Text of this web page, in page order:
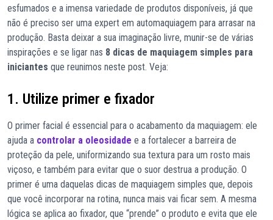
esfumados e a imensa variedade de produtos disponíveis, já que
não é preciso ser uma expert em automaquiagem para arrasar na
produção. Basta deixar a sua imaginação livre, munir-se de várias
inspirações e se ligar nas 8 dicas de maquiagem simples para
iniciantes que reunimos neste post. Veja:
1. Utilize primer e fixador
O primer facial é essencial para o acabamento da maquiagem: ele
ajuda a controlar a oleosidade e a fortalecer a barreira de
proteção da pele, uniformizando sua textura para um rosto mais
viçoso, e também para evitar que o suor destrua a produção. O
primer é uma daquelas dicas de maquiagem simples que, depois
que você incorporar na rotina, nunca mais vai ficar sem. A mesma
lógica se aplica ao fixador, que “prende” o produto e evita que ele